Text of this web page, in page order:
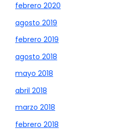
febrero 2020
agosto 2019
febrero 2019
agosto 2018
mayo 2018
abril 2018
marzo 2018
febrero 2018